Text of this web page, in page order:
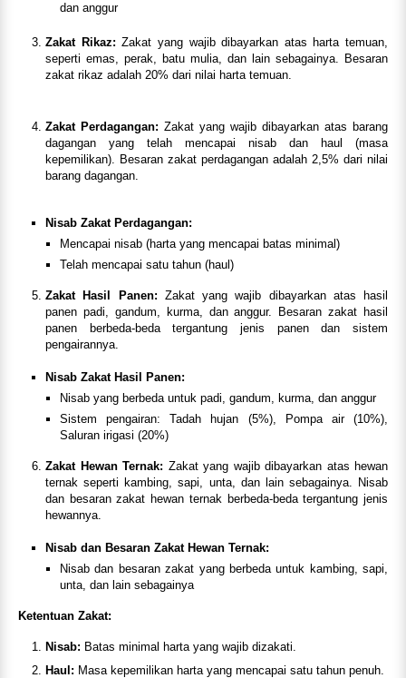
dan anggur
Zakat Rikaz: Zakat yang wajib dibayarkan atas harta temuan,
seperti emas, perak, batu mulia, dan lain sebagainya. Besaran
zakat rikaz adalah 20% dari nilai harta temuan.
Zakat Perdagangan: Zakat yang wajib dibayarkan atas barang
dagangan yang telah mencapai nisab dan haul (masa
kepemilikan). Besaran zakat perdagangan adalah 2,5% dari nilai
barang dagangan.
Nisab Zakat Perdagangan:
Mencapai nisab (harta yang mencapai batas minimal)
Telah mencapai satu tahun (haul)
Zakat Hasil Panen: Zakat yang wajib dibayarkan atas hasil
panen padi, gandum, kurma, dan anggur. Besaran zakat hasil
panen berbeda-beda tergantung jenis panen dan sistem
pengairannya.
Nisab Zakat Hasil Panen:
Nisab yang berbeda untuk padi, gandum, kurma, dan anggur
Sistem pengairan: Tadah hujan (5%), Pompa air (10%),
Saluran irigasi (20%)
Zakat Hewan Ternak: Zakat yang wajib dibayarkan atas hewan
ternak seperti kambing, sapi, unta, dan lain sebagainya. Nisab
dan besaran zakat hewan ternak berbeda-beda tergantung jenis
hewannya.
Nisab dan Besaran Zakat Hewan Ternak:
Nisab dan besaran zakat yang berbeda untuk kambing, sapi,
unta, dan lain sebagainya
Ketentuan Zakat:
Nisab: Batas minimal harta yang wajib dizakati.
Haul: Masa kepemilikan harta yang mencapai satu tahun penuh.